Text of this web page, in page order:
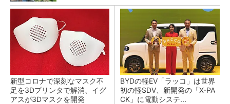
新型コロナで深刻なマスク不
足を3Dプリンタで解消、イグ
アスが3Dマスクを開発
BYDの軽EV「ラッコ」は世界
初の軽SDV、新開発の「X-PA
CK」に電動システ...